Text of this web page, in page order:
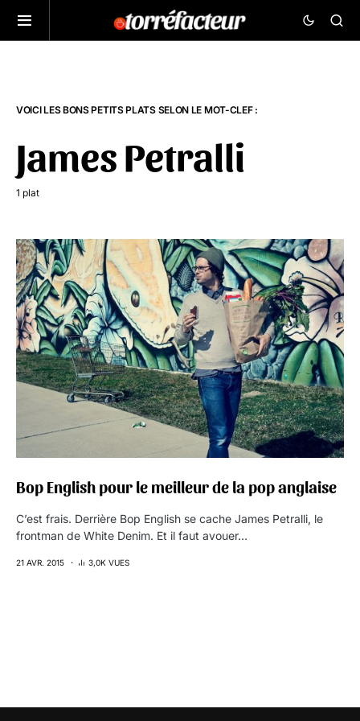
VOICI LES BONS PETITS PLATS SELON LE MOT-CLEF :
James Petralli
1 plat
Bop English pour le meilleur de la pop anglaise
C’est frais. Derrière Bop English se cache James Petralli, le
frontman de White Denim. Et il faut avouer…
21 AVR. 2015 3,0K VUES